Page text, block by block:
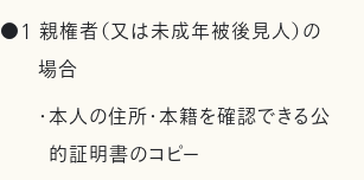
●1 親権者（又は未成年被後見人）の
場合
・本人の住所・本籍を確認できる公
的証明書のコピー